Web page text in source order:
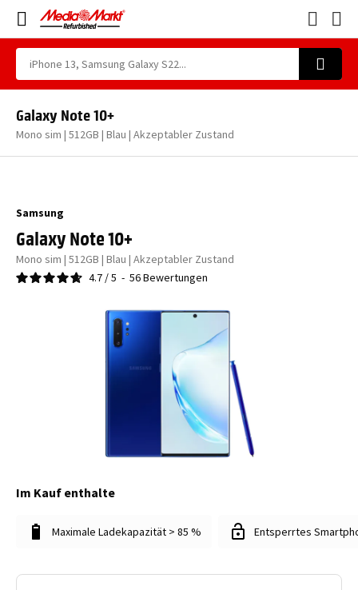
Galaxy Note 10+
Mono sim | 512GB | Blau | Akzeptabler Zustand
Samsung
Galaxy Note 10+
Mono sim | 512GB | Blau | Akzeptabler Zustand
4.7 /5 - 56Bewertungen
Im Kauf enthalte
Maximale Ladekapazität > 85 % Entsperrtes